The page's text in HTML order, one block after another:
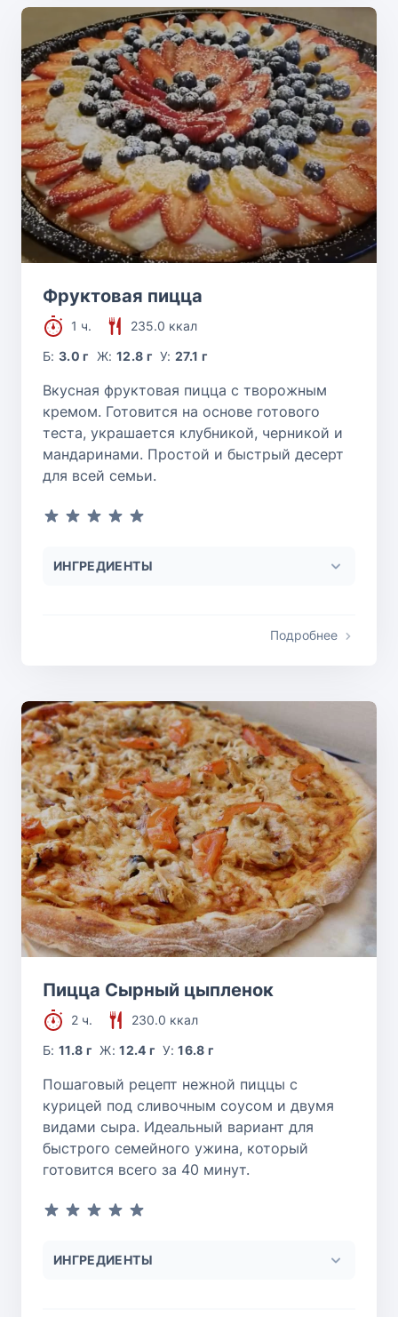
Фруктовая пицца
1 ч.
235.0 ккал
Б:3.0 г Ж: 12.8 г У:27.1 г
Вкусная фруктовая пицца с творожным
кремом. Готовится на основе готового
теста, украшается клубникой, черникой и
мандаринами. Простой и быстрый десерт
для всей семьи.
ИНГРЕДИЕНТЫ
Подробнее
Пицца Сырный цыпленок
2 ч.
230.0 ккал
Б:11.8 г Ж:12.4 г У:16.8 г
Пошаговый рецепт нежной пиццы с
курицей под сливочным соусом и двумя
видами сыра. Идеальный вариант для
быстрого семейного ужина, который
готовится всего за 40 минут.
ИНГРЕДИЕНТЫ